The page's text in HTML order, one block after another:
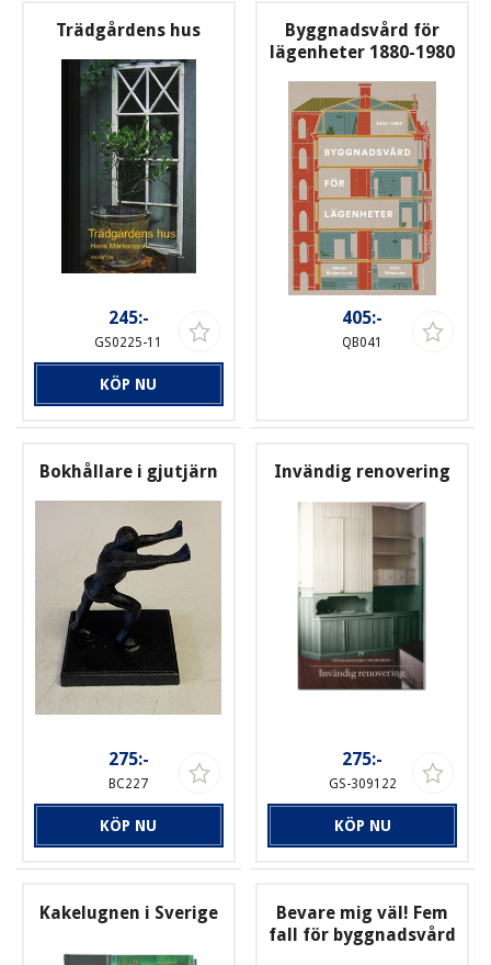
Trädgårdens hus
245:-
GS0225-11
KÖP NU
Byggnadsvård för
lägenheter 1880-1980
405:-
QB041
Bokhållare i gjutjärn
275:-
BC227
KÖP NU
Invändig renovering
275:-
GS-309122
KÖP NU
Kakelugnen i Sverige
Bevare mig väl! Fem
fall för byggnadsvård